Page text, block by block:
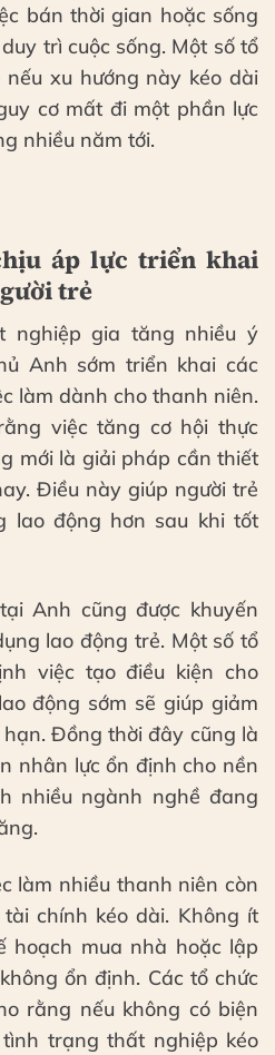
bán thời gian hoặc sống
trì cuộc sống. Một số tổ
xu hướng này kéo dài
cơ mất đi một phần lực
nhiều năm tới.
áp lực triển khai
trẻ
nghiệp gia tăng nhiều ý
Anh sớm triển khai các
làm dành cho thanh niên.
việc tăng cơ hội thực
mới là giải pháp cần thiết
Điều này giúp người trẻ
lao động hơn sau khi tốt
Anh cũng được khuyến
lao động trẻ. Một số tổ
việc tạo điều kiện cho
động sớm sẽ giúp giảm
Đồng thời đây cũng là
nhân lực ổn định cho nền
nhiều ngành nghề đang
làm nhiều thanh niên còn
chính kéo dài. Không ít
hoạch mua nhà hoặc lập
ổn định. Các tổ chức
rằng nếu không có biện
trạng thất nghiệp kéo